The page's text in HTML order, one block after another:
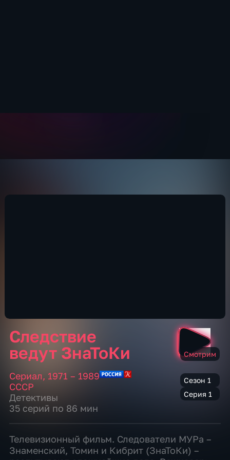
Следствие
ведут ЗнаТоКи
Смотрим
Сезон 1
Серия 1
Сериал, 1971 – 1989
СССР
Детективы
35 серий по 86 мин
Телевизионный фильм. Следователи МУРа –
Знаменский, Томин и Кибрит (ЗнаТоКи) –